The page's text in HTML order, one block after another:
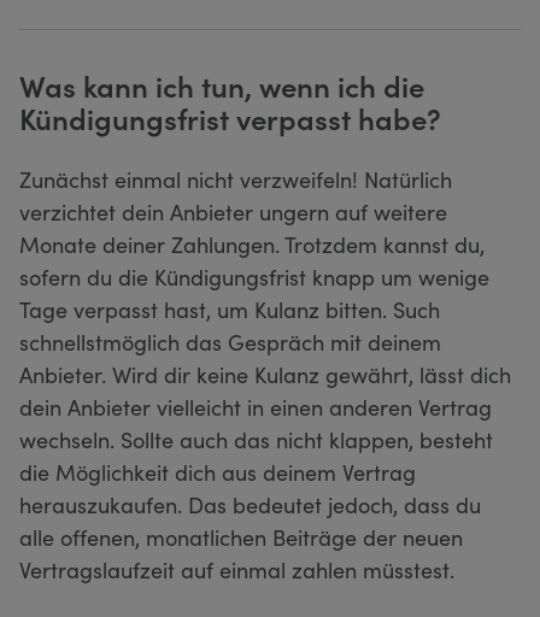
Was kann ich tun, wenn ich die
Kündigungsfrist verpasst habe?
Zunächst einmal nicht verzweifeln! Natürlich
verzichtet dein Anbieter ungern auf weitere
Monate deiner Zahlungen. Trotzdem kannst du,
sofern du die Kündigungsfrist knapp um wenige
Tage verpasst hast, um Kulanz bitten. Such
schnellstmöglich das Gespräch mit deinem
Anbieter. Wird dir keine Kulanz gewährt, lässt dich
dein Anbieter vielleicht in einen anderen Vertrag
wechseln. Sollte auch das nicht klappen, besteht
die Möglichkeit dich aus deinem Vertrag
herauszukaufen. Das bedeutet jedoch, dass du
alle offenen, monatlichen Beiträge der neuen
Vertragslaufzeit auf einmal zahlen müsstest.